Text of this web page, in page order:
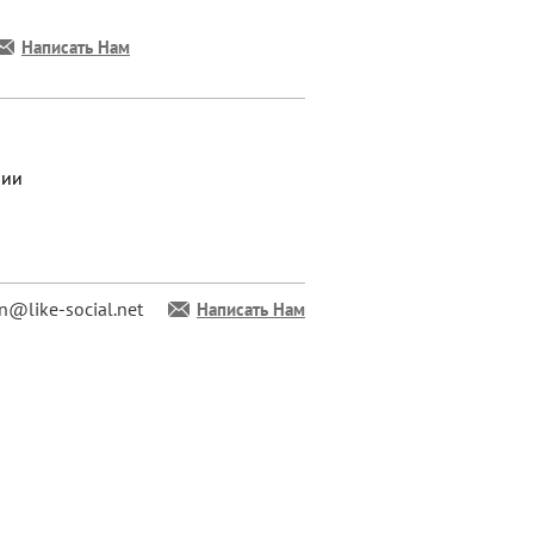
Написать Нам
social.net Написать Нам